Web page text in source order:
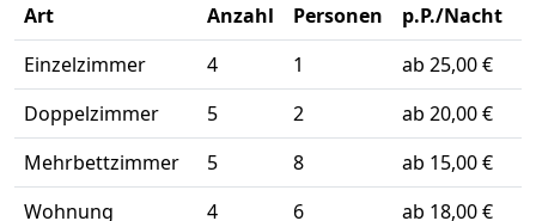
Art Anzahl Personen
p.P./Nacht
Einzelzimmer
4 1
ab 25,00 €
Doppelzimmer
5 2
ab 20,00 €
Mehrbettzimmer
5 8
ab 15,00 €
Wohnung
4 6 ab 18,00 €